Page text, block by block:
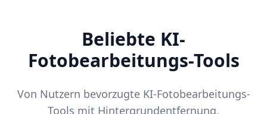
Beliebte KI-
Fotobearbeitungs-Tools
Von Nutzern bevorzugte KI-Fotobearbeitungs-
Tools mit Hintergrundentfernung,